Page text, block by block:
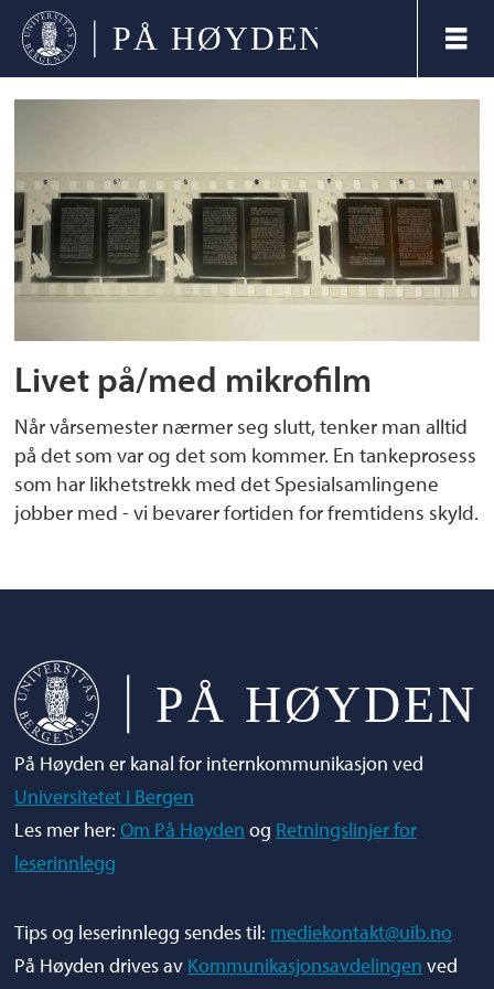
mikrofiche
Livet på/med mikrofilm
Når vårsemester nærmer seg slutt, tenker man alltid
på det som var og det som kommer. En tankeprosess
som har likhetstrekk med det Spesialsamlingene
jobber med - vi bevarer fortiden for fremtidens skyld.
På Høyden er kanal for internkommunikasjon ved
Universitetet i Bergen
Les mer her:Om På Høyden og Retningslinjer for
leserinnlegg
Tips og leserinnlegg sendes til: mediekontakt@uib.no
På Høyden drives av Kommunikasjonsavdelingen ved